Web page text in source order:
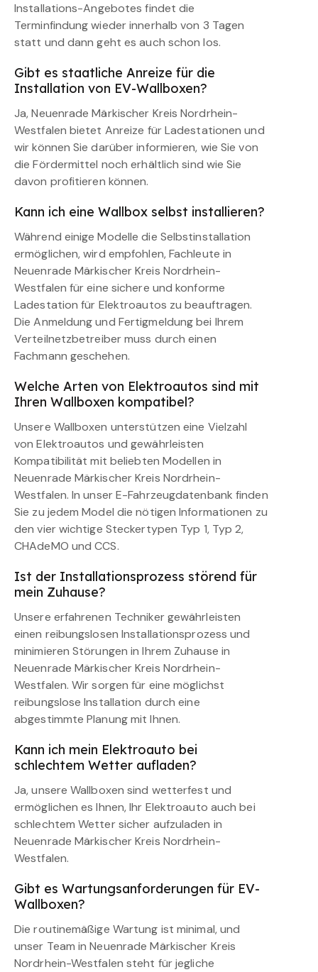
Installations-Angebotes findet die
Terminfindung wieder innerhalb von 3 Tagen
statt und dann geht es auch schon los.
Gibt es staatliche Anreize für die
Installation von EV-Wallboxen?
Ja, Neuenrade Märkischer Kreis Nordrhein-
Westfalen bietet Anreize für Ladestationen und
wir können Sie darüber informieren, wie Sie von
die Fördermittel noch erhältlich sind wie Sie
davon profitieren können.
Kann ich eine Wallbox selbst installieren?
Während einige Modelle die Selbstinstallation
ermöglichen, wird empfohlen, Fachleute in
Neuenrade Märkischer Kreis Nordrhein-
Westfalen für eine sichere und konforme
Ladestation für Elektroautos zu beauftragen.
Die Anmeldung und Fertigmeldung bei Ihrem
Verteilnetzbetreiber muss durch einen
Fachmann geschehen.
Welche Arten von Elektroautos sind mit
Ihren Wallboxen kompatibel?
Unsere Wallboxen unterstützen eine Vielzahl
von Elektroautos und gewährleisten
Kompatibilität mit beliebten Modellen in
Neuenrade Märkischer Kreis Nordrhein-
Westfalen. In unser E-Fahrzeugdatenbank finden
Sie zu jedem Model die nötigen Informationen zu
den vier wichtige Steckertypen Typ 1, Typ 2,
CHAdeMO und CCS.
Ist der Installationsprozess störend für
mein Zuhause?
Unsere erfahrenen Techniker gewährleisten
einen reibungslosen Installationsprozess und
minimieren Störungen in Ihrem Zuhause in
Neuenrade Märkischer Kreis Nordrhein-
Westfalen. Wir sorgen für eine möglichst
reibungslose Installation durch eine
abgestimmte Planung mit Ihnen.
Kann ich mein Elektroauto bei
schlechtem Wetter aufladen?
Ja, unsere Wallboxen sind wetterfest und
ermöglichen es Ihnen, Ihr Elektroauto auch bei
schlechtem Wetter sicher aufzuladen in
Neuenrade Märkischer Kreis Nordrhein-
Westfalen.
Gibt es Wartungsanforderungen für EV-
Wallboxen?
Die routinemäßige Wartung ist minimal, und
unser Team in Neuenrade Märkischer Kreis
Nordrhein-Westfalen steht für jegliche